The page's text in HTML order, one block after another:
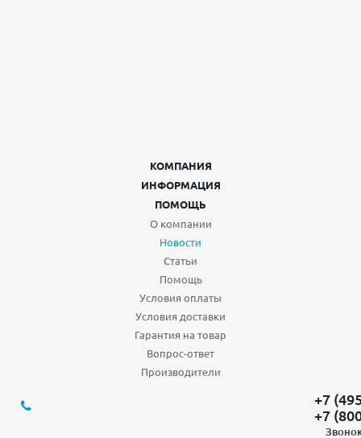
КОМПАНИЯ
ИНФОРМАЦИЯ
ПОМОЩЬ
О компании
Новости
Статьи
Помощь
Условия оплаты
Условия доставки
Гарантия на товар
Вопрос-ответ
Производители
+7
+7